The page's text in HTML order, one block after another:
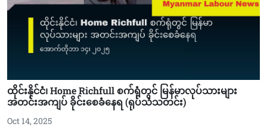
ထိုင်းနိုင်ငံ၊ Home Richfull စက်ရုံတွင် မြန်မာလုပ်သားများ
အတင်းအကျပ် ခိုင်းစေခံနေရ (ရုပ်သံသတင်း)
Oct 14, 2025